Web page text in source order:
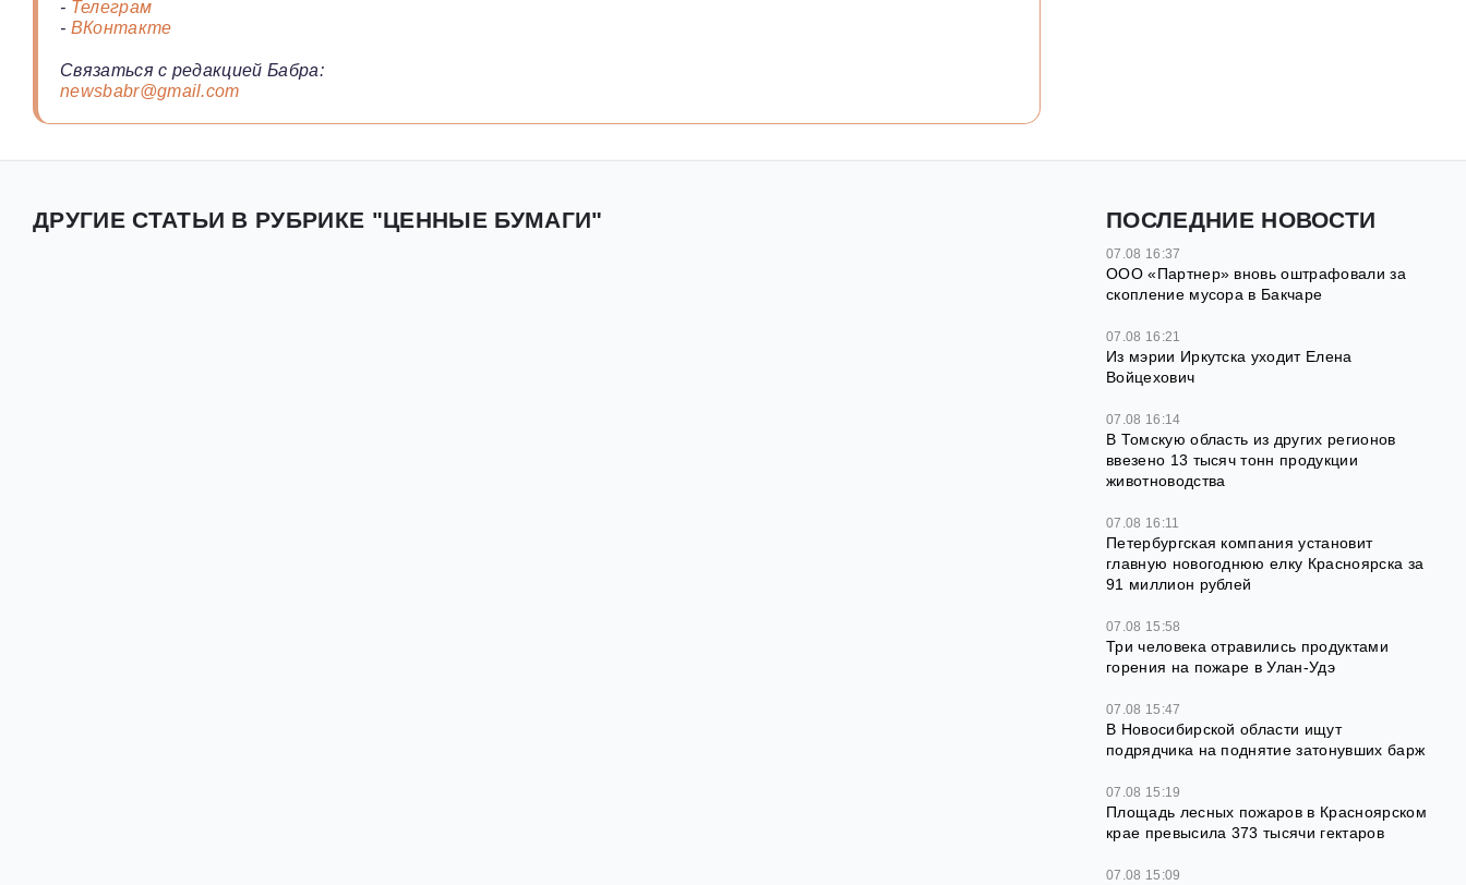
- Телеграм
- ВКонтакте
Связаться с редакцией Бабра:
newsbabr@gmail.com
ДРУГИЕ СТАТЬИ В РУБРИКЕ "ЦЕННЫЕ БУМАГИ" ПОСЛЕДНИЕ НОВОСТИ
07.08 16:37
ООО «Партнер» вновь оштрафовали за
скопление мусора в Бакчаре
07.08 16:21
Из мэрии Иркутска уходит Елена
Войцехович
07.08 16:14
В Томскую область из других регионов
ввезено 13 тысяч тонн продукции
животноводства
07.08 16:11
Петербургская компания установит
главную новогоднюю елку Красноярска за
91 миллион рублей
07.08 15:58
Три человека отравились продуктами
горения на пожаре в Улан-Удэ
07.08 15:47
В Новосибирской области ищут
подрядчика на поднятие затонувших барж
07.08 15:19
Площадь лесных пожаров в Красноярском
крае превысила 373 тысячи гектаров
07.08 15:09